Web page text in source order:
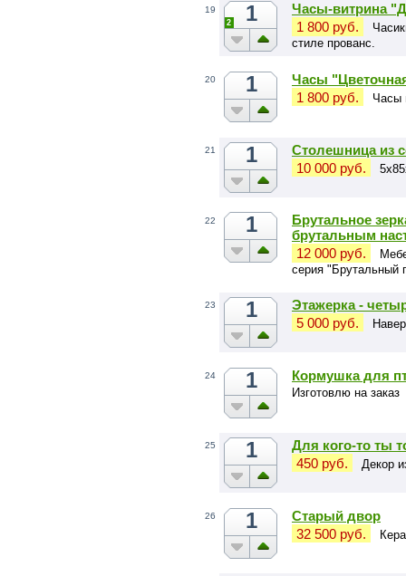
19 1
2
Часы-витрина
1 800 руб.
стиле прованс.
20 1
Часы
1 800 руб.
Часы
21 1
Столешница из
10 000 руб.
22 1
Брутальное
брутальным
12 000 руб.
серия "Брутальный
23 1
Этажерка -
5 000 руб.
24 1 Кормушка для
Изготовлю на заказ
25 1
Для кого-то ты
450 руб.
Декор
26 1
Старый двор
32 500 руб.